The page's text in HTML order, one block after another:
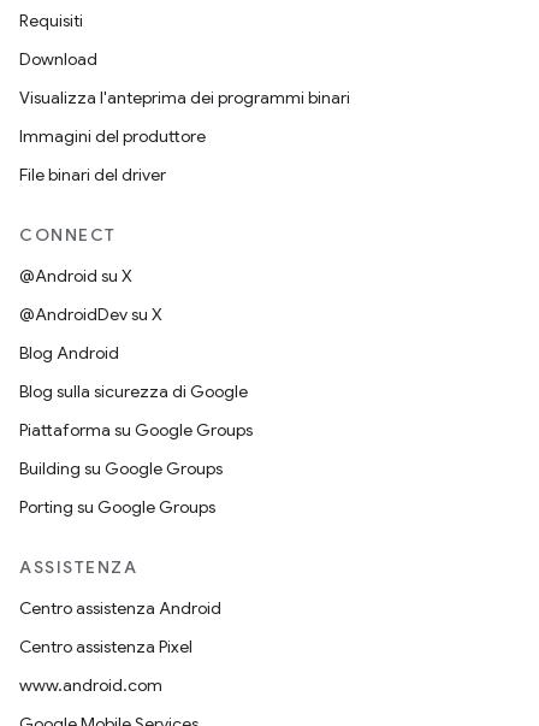
Requisiti
Download
Visualizza l'anteprima dei programmi binari
Immagini del produttore
File binari del driver
CONNECT
@Android su X
@AndroidDev su X
Blog Android
Blog sulla sicurezza di Google
Piattaforma su Google Groups
Building su Google Groups
Porting su Google Groups
ASSISTENZA
Centro assistenza Android
Centro assistenza Pixel
www.android.com